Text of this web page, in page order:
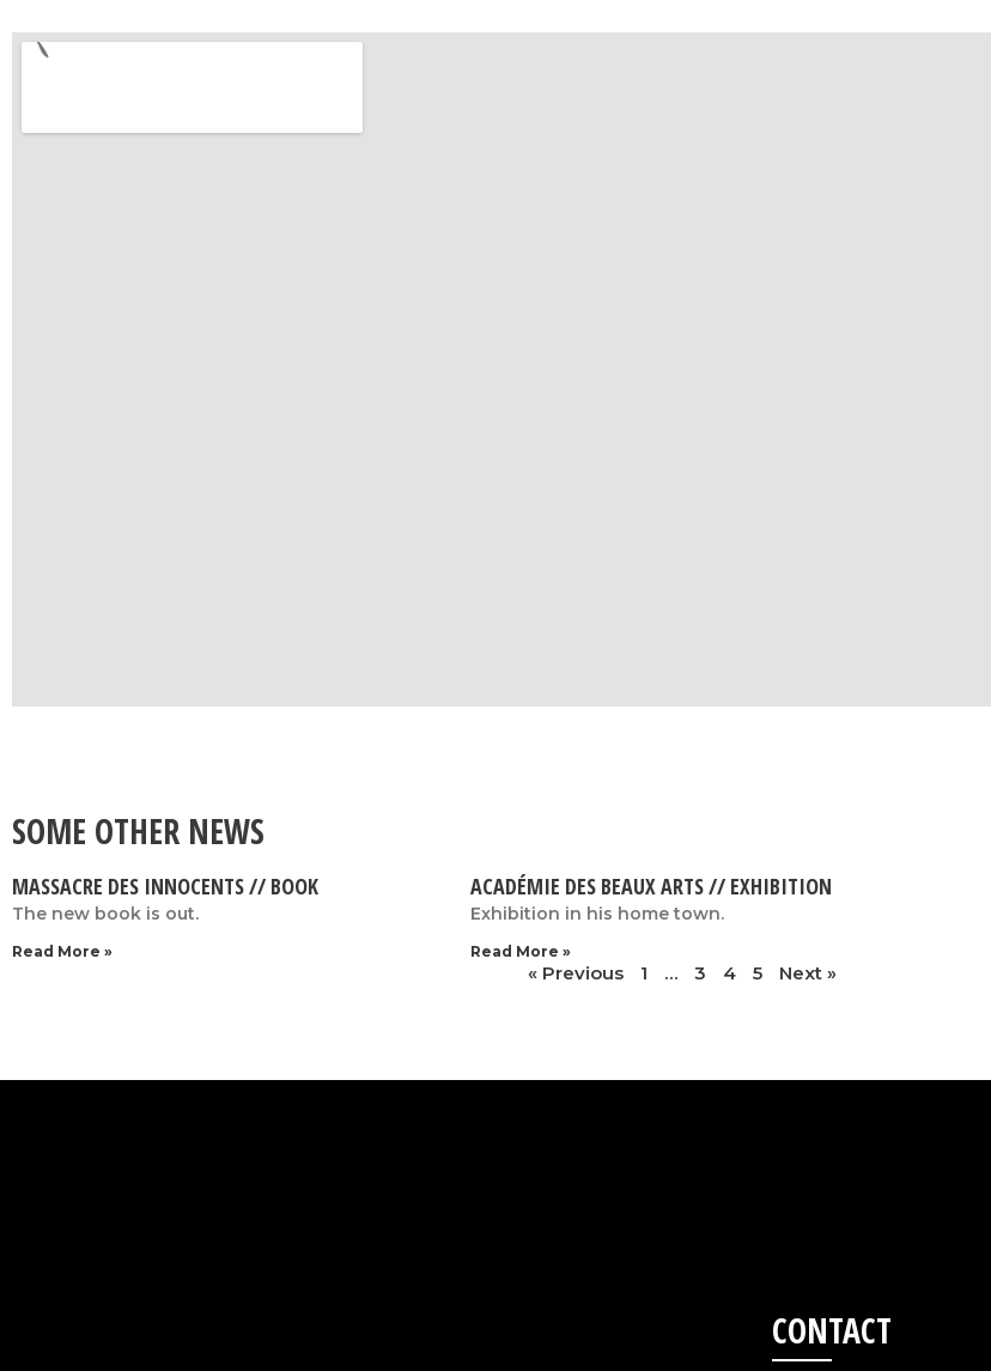
SOME OTHER NEWS
MASSACRE DES INNOCENTS // BOOK
The new book is out.
Read More »
ACADÉMIE DES BEAUX ARTS // EXHIBITION
Exhibition in his home town.
Read More »
« Previous 1 … 3 4 5 Next »
CONTACT